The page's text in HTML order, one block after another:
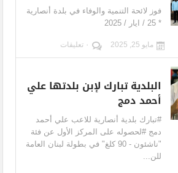
فوز لائحة التنمية والوفاء في بلدة أنصارية
* 25 / ايار / 2025
مايو 25, 2025 ٠ تعليقات
البلدية تبارك لإبن بلدتها علي
أحمد دمج
#تبارك بلدية أنصارية للاعب علي أحمد
دمج #لحصوله على المركز الأول عن فئة
"ناشئون - 90 كلغ" في بطولة لبنان العامة
للن...